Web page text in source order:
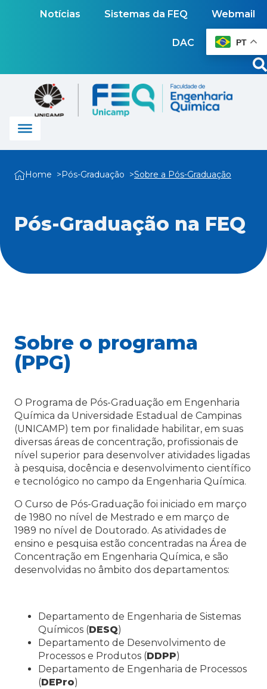
Notícias Sistemas da FEQ Webmail
DAC PT
Home Pós-Graduação Sobre a Pós-Graduação
Pós-Graduação na FEQ
Sobre o programa
(PPG)
O Programa de Pós-Graduação em Engenharia
Química da Universidade Estadual de Campinas
(UNICAMP) tem por finalidade habilitar, em suas
diversas áreas de concentração, profissionais de
nível superior para desenvolver atividades ligadas
à pesquisa, docência e desenvolvimento científico
e tecnológico no campo da Engenharia Química.
O Curso de Pós-Graduação foi iniciado em março
de 1980 no nível de Mestrado e em março de
1989 no nível de Doutorado. As atividades de
ensino e pesquisa estão concentradas na Área de
Concentração em Engenharia Química, e são
desenvolvidas no âmbito dos departamentos:
Departamento de Engenharia de Sistemas
Químicos (DESQ)
Departamento de Desenvolvimento de
Processos e Produtos (DDPP)
Departamento de Engenharia de Processos
(DEPro)